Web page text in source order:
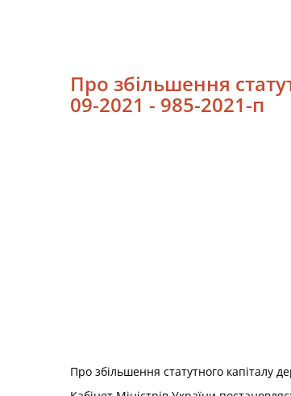
Про збільшення
09-2021 - 985-2021-п
Про збільшення статутного капіталу